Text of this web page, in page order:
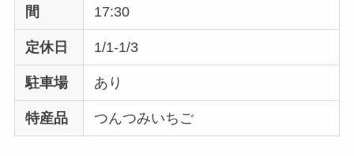
間
17:30
定休日 1/1-1/3
駐車場 あり
特産品 つんつみいちご